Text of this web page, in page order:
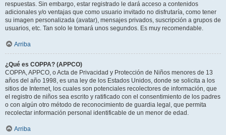
respuestas. Sin embargo, estar registrado le dará acceso a contenidos
adicionales y/o ventajas que como usuario invitado no disfrutaría, como tener
su imagen personalizada (avatar), mensajes privados, suscripción a grupos de
usuarios, etc. Tan solo le tomará unos segundos. Es muy recomendable.
Arriba
¿Qué es COPPA? (APPCO)
COPPA, APPCO, o Acta de Privacidad y Protección de Niños menores de 13
años del año 1998, es una ley de los Estados Unidos, donde se solicita a los
sitios de Internet, los cuales son potenciales recolectores de información, que
el registro de niños sea escrito y ratificado con el consentimiento de los padres
o con algún otro método de reconocimiento de guardia legal, que permita
recolectar información personal identificable de un menor de edad.
Arriba